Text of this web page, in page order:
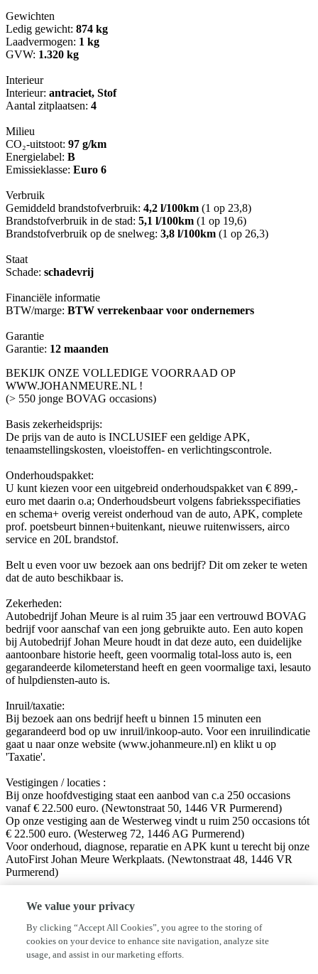
Gewichten
Ledig gewicht: 874 kg
Laadvermogen: 1 kg
GVW: 1.320 kg
Interieur
Interieur: antraciet, Stof
Aantal zitplaatsen: 4
Milieu
CO₂-uitstoot: 97 g/km
Energielabel: B
Emissieklasse: Euro 6
Verbruik
Gemiddeld brandstofverbruik: 4,2 l/100km (1 op 23,8)
Brandstofverbruik in de stad: 5,1 l/100km (1 op 19,6)
Brandstofverbruik op de snelweg: 3,8 l/100km (1 op 26,3)
Staat
Schade: schadevrij
Financiële informatie
BTW/marge: BTW verrekenbaar voor ondernemers
Garantie
Garantie: 12 maanden
BEKIJK ONZE VOLLEDIGE VOORRAAD OP
WWW.JOHANMEURE.NL !
(> 550 jonge BOVAG occasions)
Basis zekerheidsprijs:
De prijs van de auto is INCLUSIEF een geldige APK,
tenaamstellingskosten, vloeistoffen- en verlichtingscontrole.
Onderhoudspakket:
U kunt kiezen voor een uitgebreid onderhoudspakket van € 899,-
euro met daarin o.a; Onderhoudsbeurt volgens fabrieksspecifiaties
en schema+ overig vereist onderhoud van de auto, APK, complete
prof. poetsbeurt binnen+buitenkant, nieuwe ruitenwissers, airco
service en 20L brandstof.
Belt u even voor uw bezoek aan ons bedrijf? Dit om zeker te weten
dat de auto beschikbaar is.
Zekerheden:
Autobedrijf Johan Meure is al ruim 35 jaar een vertrouwd BOVAG
bedrijf voor aanschaf van een jong gebruikte auto. Een auto kopen
bij Autobedrijf Johan Meure houdt in dat deze auto, een duidelijke
aantoonbare historie heeft, geen voormalig total-loss auto is, een
gegarandeerde kilometerstand heeft en geen voormalige taxi, lesauto
of hulpdiensten-auto is.
Inruil/taxatie:
Bij bezoek aan ons bedrijf heeft u binnen 15 minuten een
gegarandeerd bod op uw inruil/inkoop-auto. Voor een inruilindicatie
gaat u naar onze website (www.johanmeure.nl) en klikt u op
'Taxatie'.
Vestigingen / locaties :
Bij onze hoofdvestiging staat een aanbod van c.a 250 occasions
vanaf € 22.500 euro. (Newtonstraat 50, 1446 VR Purmerend)
Op onze vestiging aan de Westerweg vindt u ruim 250 occasions tót
€ 22.500 euro. (Westerweg 72, 1446 AG Purmerend)
Voor onderhoud, diagnose, reparatie en APK kunt u terecht bij onze
AutoFirst Johan Meure Werkplaats. (Newtonstraat 48, 1446 VR
Purmerend)
Facebook: Autobedrijf Johan Meure
Instagram: @autobedrijfjohanmeure
Hoewel aan de informatie van deze website de grootst mogelijke
We value your privacy
By clicking “Accept All Cookies”, you agree to the storing of
cookies on your device to enhance site navigation, analyze site
usage, and assist in our marketing efforts.